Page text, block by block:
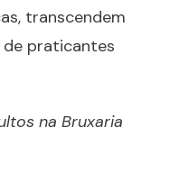
transcendem
praticantes
na Bruxaria